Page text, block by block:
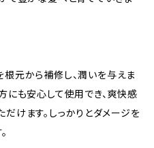
元から補修し、潤いを与えま
にも安心して使用でき、爽快感
けます。しっかりとダメージを